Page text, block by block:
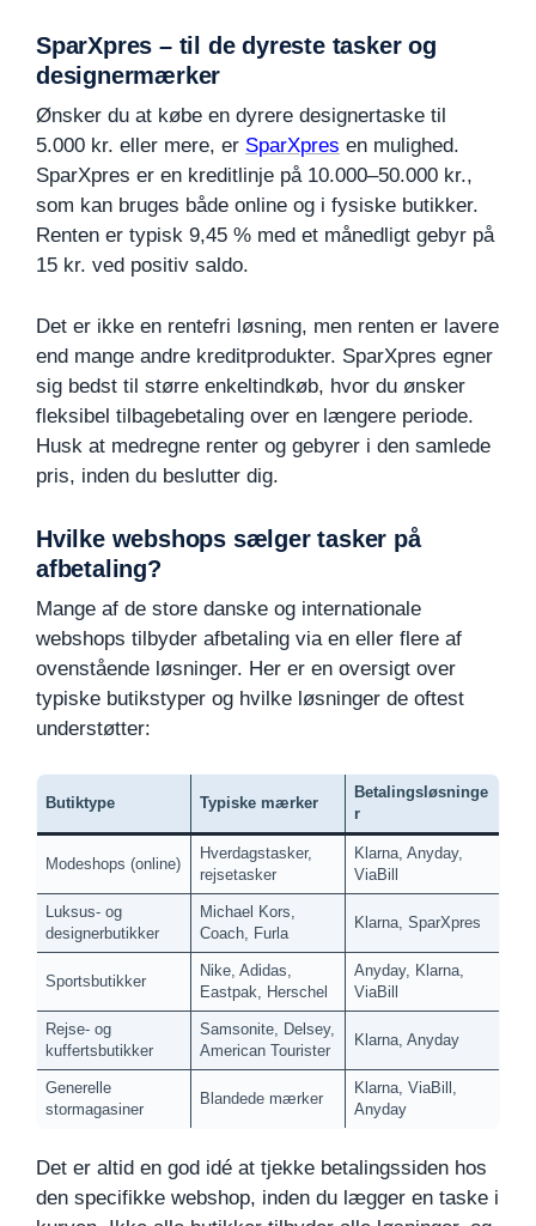
SparXpres – til de dyreste tasker og
designermærker
Ønsker du at købe en dyrere designertaske til
5.000 kr. eller mere, er SparXpres en mulighed.
SparXpres er en kreditlinje på 10.000–50.000 kr.,
som kan bruges både online og i fysiske butikker.
Renten er typisk 9,45 % med et månedligt gebyr på
15 kr. ved positiv saldo.
Det er ikke en rentefri løsning, men renten er lavere
end mange andre kreditprodukter. SparXpres egner
sig bedst til større enkeltindkøb, hvor du ønsker
fleksibel tilbagebetaling over en længere periode.
Husk at medregne renter og gebyrer i den samlede
pris, inden du beslutter dig.
Hvilke webshops sælger tasker på
afbetaling?
Mange af de store danske og internationale
webshops tilbyder afbetaling via en eller flere af
ovenstående løsninger. Her er en oversigt over
typiske butikstyper og hvilke løsninger de oftest
understøtter:
Butiktype Typiske mærker
Betalingsløsninge
r
Modeshops (online)
Hverdagstasker,
rejsetasker
Klarna, Anyday,
ViaBill
Luksus- og
designerbutikker
Michael Kors,
Coach, Furla
Klarna, SparXpres
Sportsbutikker
Nike, Adidas,
Eastpak, Herschel
Anyday, Klarna,
ViaBill
Rejse- og
kuffertsbutikker
Samsonite, Delsey,
American Tourister
Klarna, Anyday
Generelle
stormagasiner
Blandede mærker
Klarna, ViaBill,
Anyday
Det er altid en god idé at tjekke betalingssiden hos
den specifikke webshop, inden du lægger en taske i